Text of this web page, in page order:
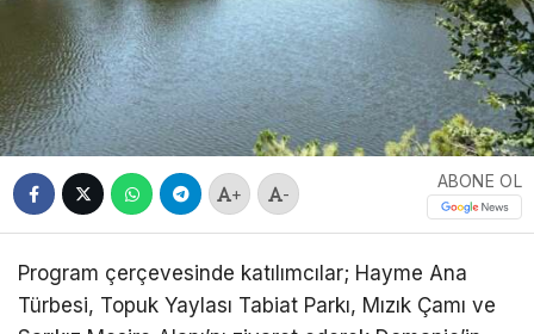
+ -
ABONE OL
Program çerçevesinde katılımcılar; Hayme Ana
Türbesi, Topuk Yaylası Tabiat Parkı, Mızık Çamı ve